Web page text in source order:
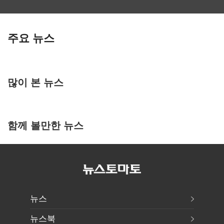
주요 뉴스
많이 본 뉴스
함께 볼만한 뉴스
뉴스
뉴스북